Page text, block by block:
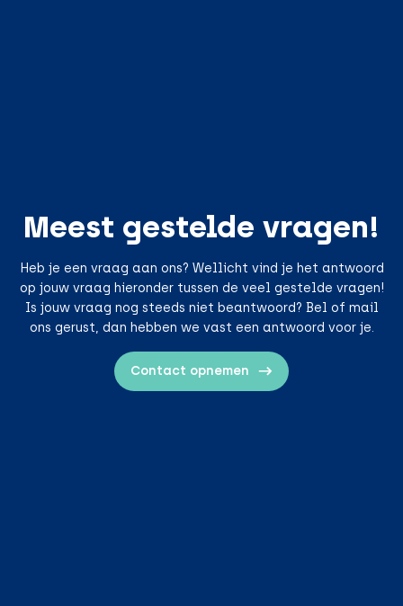
Meest gestelde vragen!
Heb je een vraag aan ons? Wellicht vind je het antwoord
op jouw vraag hieronder tussen de veel gestelde vragen!
Is jouw vraag nog steeds niet beantwoord? Bel of mail
ons gerust, dan hebben we vast een antwoord voor je.
Contact opnemen